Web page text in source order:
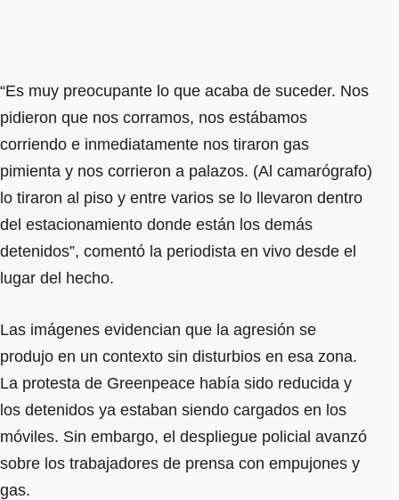
“Es muy preocupante lo que acaba de suceder. Nos
pidieron que nos corramos, nos estábamos
corriendo e inmediatamente nos tiraron gas
pimienta y nos corrieron a palazos. (Al camarógrafo)
lo tiraron al piso y entre varios se lo llevaron dentro
del estacionamiento donde están los demás
detenidos”, comentó la periodista en vivo desde el
lugar del hecho.
Las imágenes evidencian que la agresión se
produjo en un contexto sin disturbios en esa zona.
La protesta de Greenpeace había sido reducida y
los detenidos ya estaban siendo cargados en los
móviles. Sin embargo, el despliegue policial avanzó
sobre los trabajadores de prensa con empujones y
gas.